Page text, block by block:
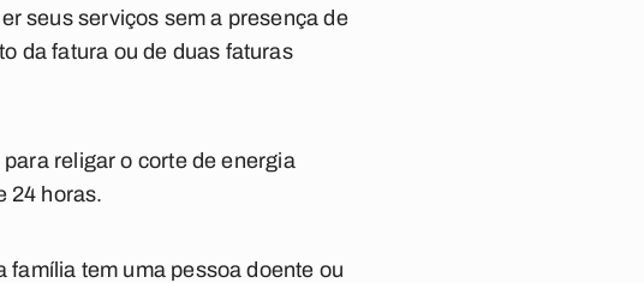
seus serviços sem a presença de
da fatura ou de duas faturas
religar o corte de energia
24 horas.
tem uma pessoa doente ou